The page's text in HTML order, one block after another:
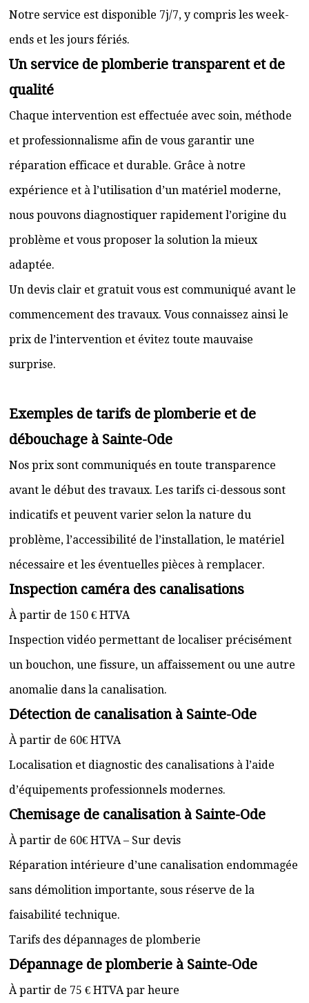
Notre service est disponible 7j/7, y compris les week-
ends et les jours fériés.
Un service de plomberie transparent et de
qualité
Chaque intervention est effectuée avec soin, méthode
et professionnalisme afin de vous garantir une
réparation efficace et durable. Grâce à notre
expérience et à l’utilisation d’un matériel moderne,
nous pouvons diagnostiquer rapidement l’origine du
problème et vous proposer la solution la mieux
adaptée.
Un devis clair et gratuit vous est communiqué avant le
commencement des travaux. Vous connaissez ainsi le
prix de l’intervention et évitez toute mauvaise
surprise.
Exemples de tarifs de plomberie et de
débouchage à Sainte-Ode
Nos prix sont communiqués en toute transparence
avant le début des travaux. Les tarifs ci-dessous sont
indicatifs et peuvent varier selon la nature du
problème, l’accessibilité de l’installation, le matériel
nécessaire et les éventuelles pièces à remplacer.
Inspection caméra des canalisations
À partir de 150 € HTVA
Inspection vidéo permettant de localiser précisément
un bouchon, une fissure, un affaissement ou une autre
anomalie dans la canalisation.
Détection de canalisation à Sainte-Ode
À partir de 60€ HTVA
Localisation et diagnostic des canalisations à l’aide
d’équipements professionnels modernes.
Chemisage de canalisation à Sainte-Ode
À partir de 60€ HTVA – Sur devis
Réparation intérieure d’une canalisation endommagée
sans démolition importante, sous réserve de la
faisabilité technique.
Tarifs des dépannages de plomberie
Dépannage de plomberie à Sainte-Ode
À partir de 75 € HTVA par heure